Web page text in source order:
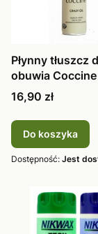
Płynny tłuszcz
obuwia
Oil nubuk,
Cena
16,90 zł
Do koszyka
Dostępność: Jest